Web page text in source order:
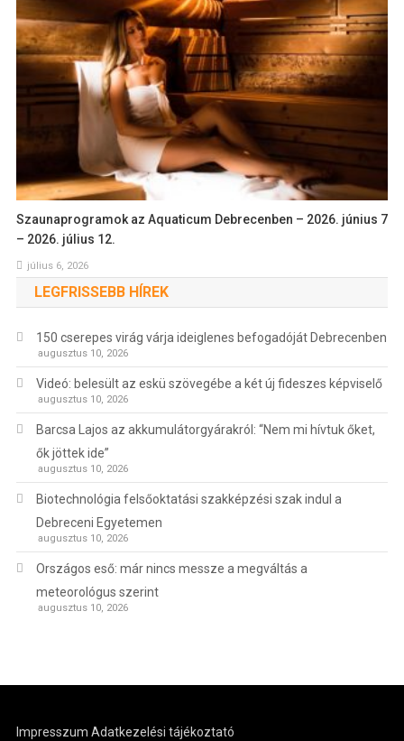
Szaunaprogramok az Aquaticum Debrecenben – 2026. június 7
– 2026. július 12.
július 6, 2026
LEGFRISSEBB HÍREK
150 cserepes virág várja ideiglenes befogadóját Debrecenben
augusztus 10, 2026
Videó: belesült az eskü szövegébe a két új fideszes képviselő
augusztus 10, 2026
Barcsa Lajos az akkumulátorgyárakról: “Nem mi hívtuk őket,
ők jöttek ide”
augusztus 10, 2026
Biotechnológia felsőoktatási szakképzési szak indul a
Debreceni Egyetemen
augusztus 10, 2026
Országos eső: már nincs messze a megváltás a
meteorológus szerint
augusztus 10, 2026
Impresszum Adatkezelési tájékoztató